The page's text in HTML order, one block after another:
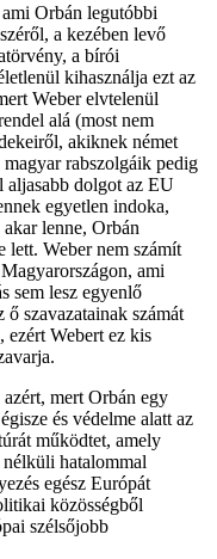
Orbán legutóbbi
a kezében levő
a bírói
kihasználja ezt az
Weber elvtelenül
alá (most nem
akiknek német
rabszolgáik pedig
aljasabb dolgot az EU
egyetlen indoka,
lenne, Orbán
lett. Weber nem számít
ami
sem lesz egyenlő
ő szavazatainak számát
ezért Webert ez kis
mert Orbán egy
és védelme alatt az
működtet, amely
hatalommal
egész Európát
közösségből
szélsőjobb